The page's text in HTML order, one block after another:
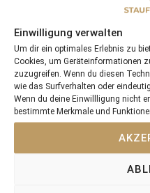
Einwilligung verwalten
Um dir ein optimales Erlebnis zu
Cookies, um Geräteinformationen
zuzugreifen. Wenn du diesen
wie das Surfverhalten oder
Wenn du deine Einwillligung nicht
bestimmte Merkmale und